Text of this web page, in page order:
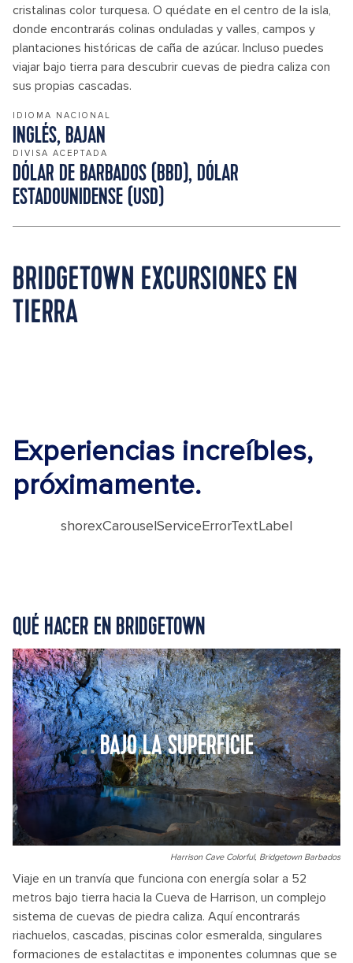
cristalinas color turquesa. O quédate en el centro de la isla,
donde encontrarás colinas onduladas y valles, campos y
plantaciones históricas de caña de azúcar. Incluso puedes
viajar bajo tierra para descubrir cuevas de piedra caliza con
sus propias cascadas.
IDIOMA NACIONAL
INGLÉS, BAJAN
DIVISA ACEPTADA
DÓLAR DE BARBADOS (BBD), DÓLAR
ESTADOUNIDENSE (USD)
BRIDGETOWN EXCURSIONES EN
TIERRA
Experiencias increíbles,
próximamente.
shorexCarouselServiceErrorTextLabel
QUÉ HACER EN BRIDGETOWN
BAJO LA SUPERFICIE
Harrison Cave Colorful, Bridgetown Barbados
Viaje en un tranvía que funciona con energía solar a 52
metros bajo tierra hacia la Cueva de Harrison, un complejo
sistema de cuevas de piedra caliza. Aquí encontrarás
riachuelos, cascadas, piscinas color esmeralda, singulares
formaciones de estalactitas e imponentes columnas que se